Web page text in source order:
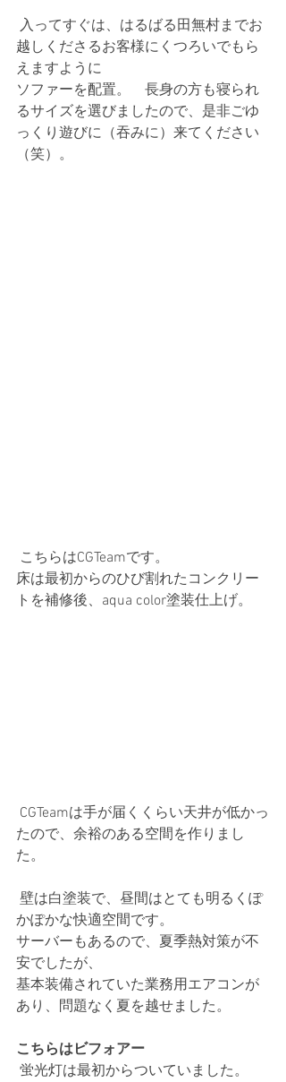
越しくださるお客様にくつろいでもら
えますように
ソファーを配置。　長身の方も寝られ
るサイズを選びましたので、是非ごゆ
っくり遊びに（吞みに）来てください
（笑）。
こちらはCGTeamです。
床は最初からのひび割れたコンクリー
トを補修後、aqua color塗装仕上げ。
たので、余裕のある空間を作りまし
た。
かぽかな快適空間です。
サーバーもあるので、夏季熱対策が不
安でしたが、
基本装備されていた業務用エアコンが
あり、問題なく夏を越せました。
こちらはビフォアー
蛍光灯は最初からついていました。